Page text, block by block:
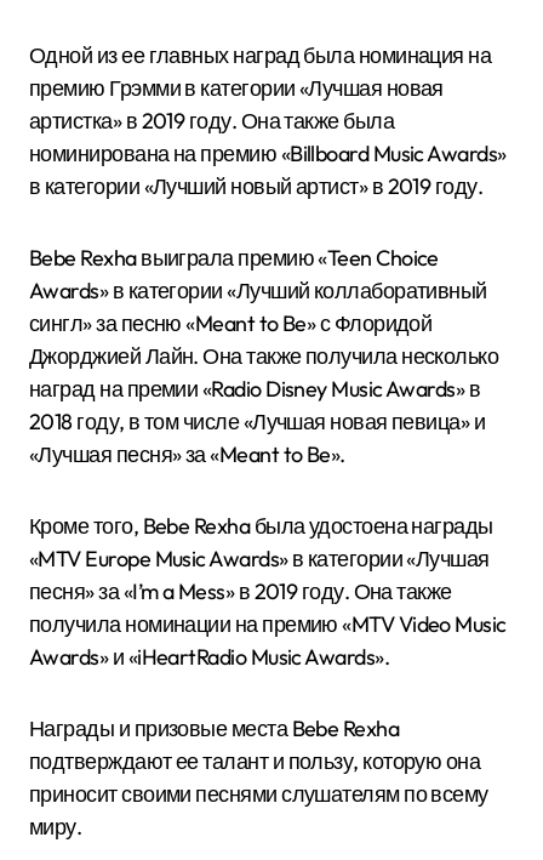
Одной из ее главных наград была номинация на
премию Грэмми в категории «Лучшая новая
артистка» в 2019 году. Она также была
номинирована на премию «Billboard Music Awards»
в категории «Лучший новый артист» в 2019 году.
Bebe Rexha выиграла премию «Teen Choice
Awards» в категории «Лучший коллаборативный
сингл» за песню «Meant to Be» с Флоридой
Джорджией Лайн. Она также получила несколько
наград на премии «Radio Disney Music Awards» в
2018 году, в том числе «Лучшая новая певица» и
«Лучшая песня» за «Meant to Be».
Кроме того, Bebe Rexha была удостоена награды
«MTV Europe Music Awards» в категории «Лучшая
песня» за «I’m a Mess» в 2019 году. Она также
получила номинации на премию «MTV Video Music
Awards» и «iHeartRadio Music Awards».
Награды и призовые места Bebe Rexha
подтверждают ее талант и пользу, которую она
приносит своими песнями слушателям по всему
миру.